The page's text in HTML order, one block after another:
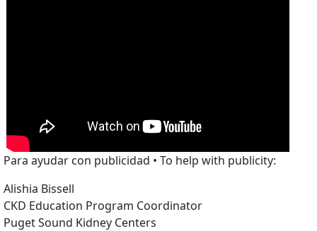
Para ayudar con publicidad • To help with publicity:
Alishia Bissell
CKD Education Program Coordinator
Puget Sound Kidney Centers